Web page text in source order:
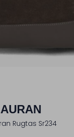
Rugtas Sr234